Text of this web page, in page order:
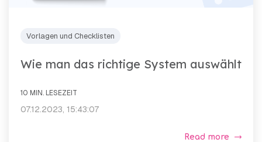
Vorlagen und Checklisten
Wie man das richtige System auswählt
10 MIN. LESEZEIT
07.12.2023, 15:43:07
Read more